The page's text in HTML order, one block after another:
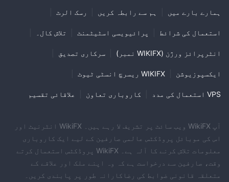
ہمارے بارے میں ہم سے رابطہ کریں رسک الرٹ
استعمال کی شرائط پرائیویسی اسٹیٹمنٹ تلاش کال۔
انٹرپرائز ورژن (WIKIFX نمبر) سرکاری تصدیق
ایکسپوزیوشن WIKIFX ریسرچ انسٹی ٹیوٹ
VPS استعمال کی مدد کاروباری تعاون علاقائی تقسیم
آپ WikiFX ویب سائٹ پر تشریف لا رہے ہیں۔ WikiFX انٹرنیٹ اور
اس کی موبائل پروڈکٹس عالمی صارفین کے لیے ایک کاروباری
معلومات تلاش کرنے کا آلہ ہے۔ WikiFX پروڈکٹس استعمال کرتے
وقت، صارفین سے درخواست ہے کہ وہ اپنے ملک اور علاقے کے
متعلقہ قانونی ضوابط کی رضاکارانہ طور پر پابندی کریں۔